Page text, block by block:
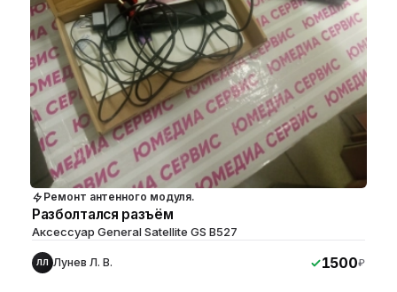
Ремонт антенного модуля.
Разболтался разъём
Аксессуар General Satellite GS B527
ЛЛ Лунев Л. В. 1500₽